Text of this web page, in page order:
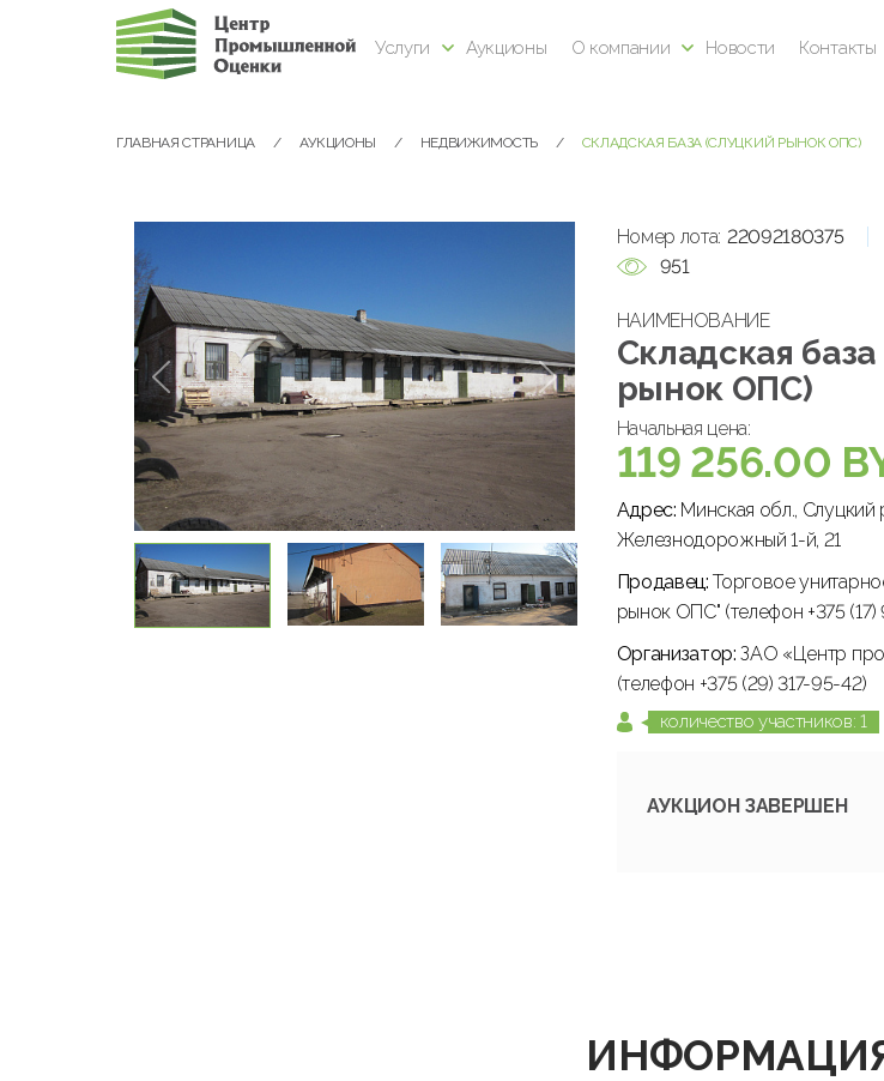
Услуги Аукционы О компании Новости Контакты
ГЛАВНАЯ СТРАНИЦА АУКЦИОНЫ НЕДВИЖИМОСТЬ СКЛАДСКАЯ БАЗА (СЛУЦКИЙ РЫНОК ОПС)
Номер лота: 22092180375
951
НАИМЕНОВАНИЕ
Складская
рынок ОПС)
Начальная цена:
119 256.00
Адрес: Минская обл., Слуцкий
Железнодорожный 1-й, 21
Продавец:Торговое
рынок ОПС" (телефон +375 (17)
Организатор:ЗАО «Центр
(телефон +375 (29) 317-95-42)
количество участников: 1
АУКЦИОН ЗАВЕРШЕН